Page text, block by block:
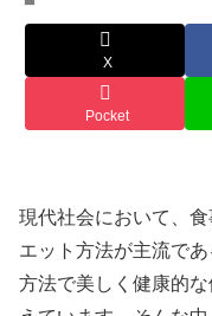
X
Pocket
現代社会において、
エット方法が主流で
方法で美しく健康的